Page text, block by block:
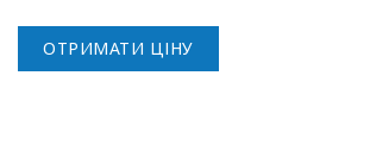
ОТРИМАТИ ЦІНУ